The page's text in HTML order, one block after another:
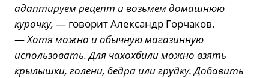
адаптируем рецепт и возьмем домашнюю
курочку, — говорит Александр Горчаков.
—Хотя можно и обычную магазинную
использовать. Для чахохбили можно взять
крылышки, голени, бедра или грудку. Добавить